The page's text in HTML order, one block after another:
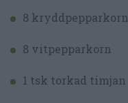
8 kryddpepparkorn
8 vitpepparkorn
1 tsk torkad timjan